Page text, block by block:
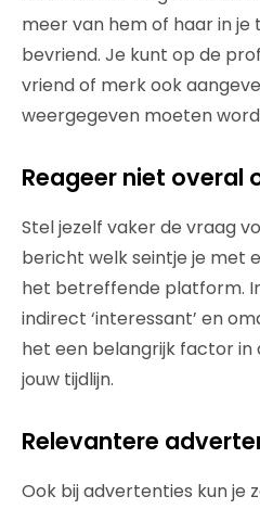
meer van hem of haar in je
bevriend. Je kunt op de
vriend of merk ook
weergegeven moeten
Reageer niet overal
Stel jezelf vaker de vraag
bericht welk seintje je met
het betreffende platform.
indirect ‘interessant’ en
het een belangrijk factor in
jouw tijdlijn.
Relevantere
Ook bij advertenties kun je